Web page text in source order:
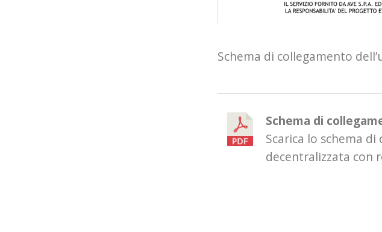
Schema di collegamento
Schema di
Scarica lo schema
decentralizzata con